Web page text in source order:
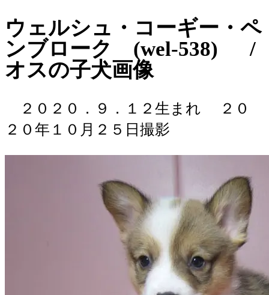
ウェルシュ・コーギー・ペ
ンブローク (wel-538) /
オスの子犬画像
２０２０．９．１２生まれ
２０
２０年１０月２５日撮影